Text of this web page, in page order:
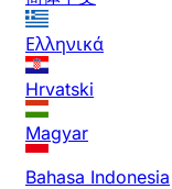
Ελληνικά
Hrvatski
Magyar
Bahasa Indonesia